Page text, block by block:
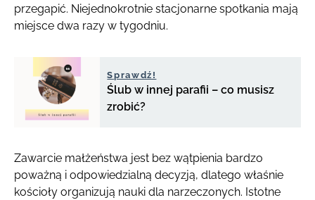
przegapić. Niejednokrotnie stacjonarne spotkania mają
miejsce dwa razy w tygodniu.
Sprawdź!
Ślub w innej parafii – co musisz
zrobić?
Zawarcie małżeństwa jest bez wątpienia bardzo
poważną i odpowiedzialną decyzją, dlatego właśnie
kościoły organizują nauki dla narzeczonych. Istotne